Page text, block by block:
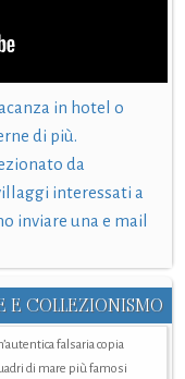
in hotel o
di più.
da
interessati a
inviare una e mail
E COLLEZIONISMO
falsaria copia
di mare più famosi